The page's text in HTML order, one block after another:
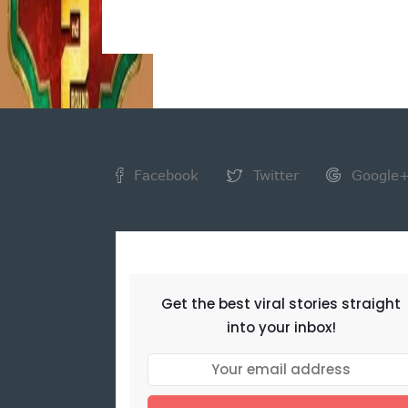
Facebook Twitter Google+
Get the best viral stories straight
into your inbox!